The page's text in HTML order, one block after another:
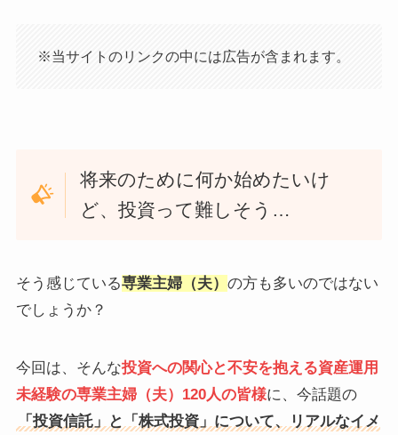
※当サイトのリンクの中には広告が含まれます。
将来のために何か始めたいけ
ど、投資って難しそう…
そう感じている専業主婦（夫） の方も多いのではない
でしょうか？
今回は、そんな投資への関心と不安を抱える資産運用
未経験の専業主婦（夫）120人の皆様に、今話題の
「投資信託」と「株式投資」について、リアルなイメ